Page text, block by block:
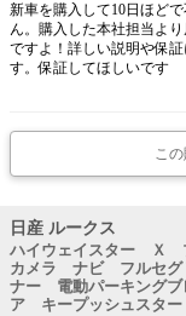
新車を購入して10日ほど
ん。購入した本社担当よ
ですよ！詳しい説明や保
す。保証してほしいです
こ
日産 ルークス
ハイウェイスター Ｘ
カメラ ナビ フルセグ
ナー 電動パーキング
ア キープッシュスタ